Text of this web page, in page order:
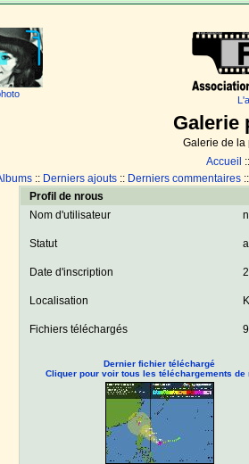
Galerie
Galerie de la
Accueil
:: Derniers ajouts :: Derniers commentaires
Profil de nrous
Nom d'utilisateur
Statut
Date d'inscription
Localisation
Fichiers téléchargés
Dernier fichier téléchargé
Cliquer pour voir tous les téléchargements de